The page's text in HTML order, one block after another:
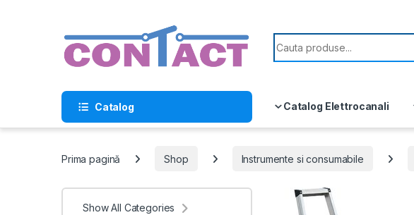
Search for:
Catalog Catalog Elettrocanali
Prima pagină Shop Instrumente si consumabile
Show All Categories